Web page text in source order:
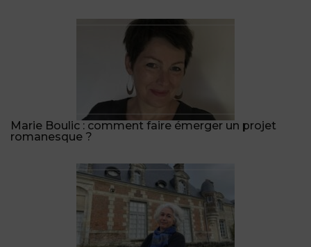
Marie Boulic : comment faire émerger un projet
romanesque ?